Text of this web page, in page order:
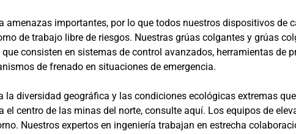
amenazas importantes, por lo que todos nuestros dispositivos de
de trabajo libre de riesgos. Nuestras grúas colgantes y grúas
consisten en sistemas de control avanzados, herramientas de
de frenado en situaciones de emergencia.
diversidad geográfica y las condiciones ecológicas extremas
centro de las minas del norte, consulte aquí. Los equipos de
Nuestros expertos en ingeniería trabajan en estrecha